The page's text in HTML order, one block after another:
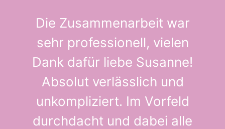
Die Zusammenarbeit war
sehr professionell, vielen
Dank dafür liebe Susanne!
Absolut verlässlich und
unkompliziert. Im Vorfeld
durchdacht und dabei alle